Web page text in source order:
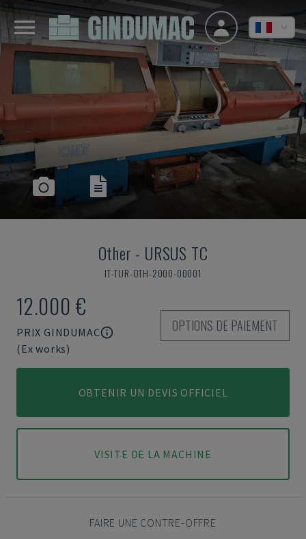
Other - URSUS TC
IT-TUR-OTH-2000-00001
12.000 €
PRIX GINDUMAC
(Ex works)
OPTIONS DE PAIEMENT
OBTENIR UN DEVIS OFFICIEL
VISITE DE LA MACHINE
FAIRE UNE CONTRE-OFFRE